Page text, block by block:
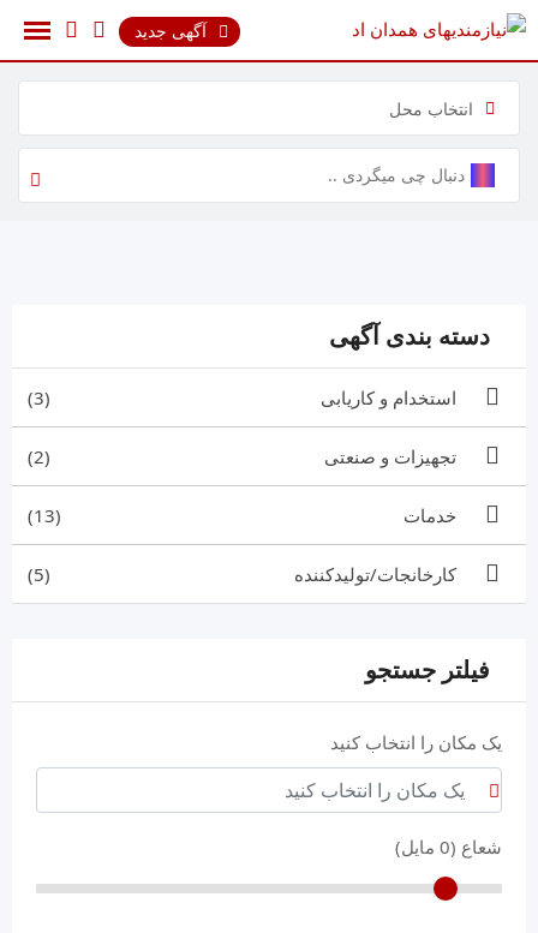
پرش
محتوا
آگهی جدید
انتخاب محل
دسته بندی آگهی
استخدام و کاریابی (3)
تجهیزات و صنعتی (2)
خدمات (13)
کارخانجات/تولیدکننده (5)
فیلتر جستجو
یک مکان را انتخاب کنید
شعاع (0 مایل)